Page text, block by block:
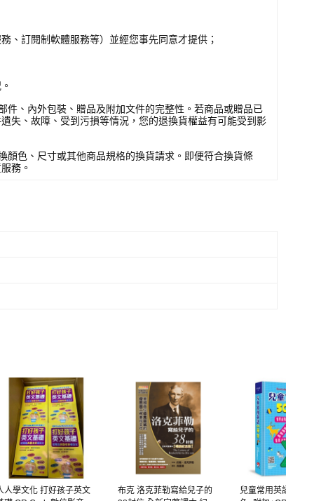
、訂閱制軟體服務等）並經您事先同意才提供；
、內外包裝、贈品及附加文件的完整性。若商品或贈品已
失、故障、受到污損等情況，您的退換貨權益有可能受到影
色、尺寸或其他商品規格的換貨請求。即便符合換貨條
務。
人學文化 打好孩子英文
布克 洛克菲勒寫給兒子的
兒童常用英語500